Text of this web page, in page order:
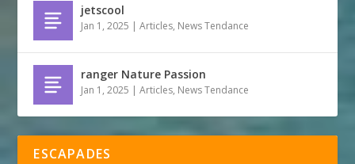
jetscool
Jan 1, 2025 |Articles, News Tendance
ranger Nature Passion
Jan 1, 2025 |Articles, News Tendance
ESCAPADES